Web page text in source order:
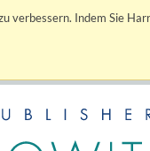
verbessern. Indem Sie